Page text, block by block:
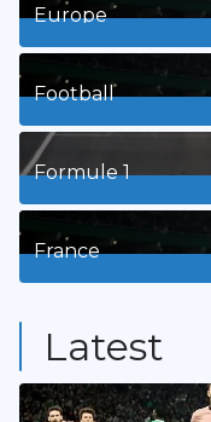
Europe
Football
Formule 1
France
Latest